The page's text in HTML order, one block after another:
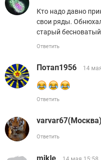
Кто надо давно
свои ряды.
старый бесноватый
Ответить
Потап1956 14
Ответить
varvar67(Москва)
Ответить